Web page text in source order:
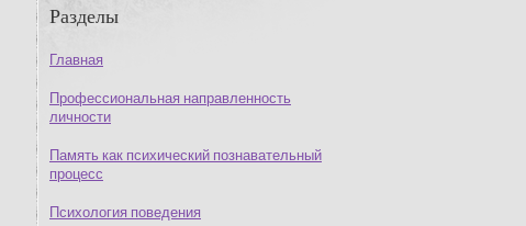
Разделы
Главная
Профессиональная направленность
личности
Память как психический познавательный
процесс
Психология поведения